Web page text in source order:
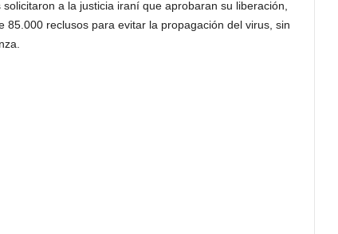
a la justicia iraní que aprobaran su liberación,
reclusos para evitar la propagación del virus, sin